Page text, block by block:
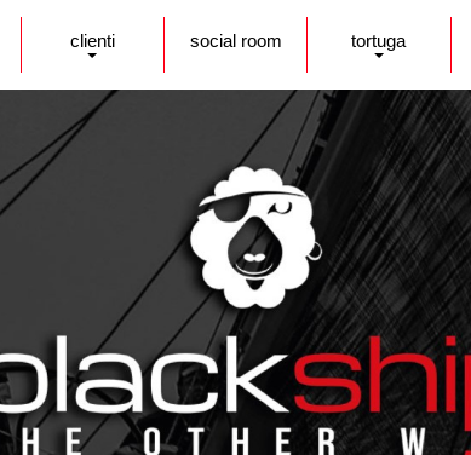
clienti social room tortuga